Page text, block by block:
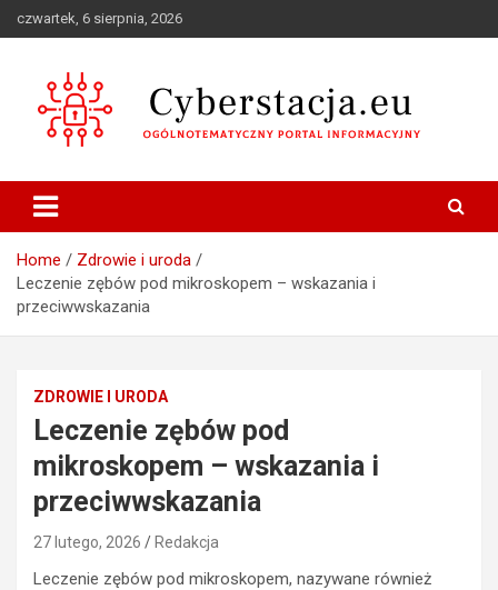
to
czwartek, 6 sierpnia, 2026
Cyberstacja.eu
Home
Zdrowie i uroda
Leczenie zębów pod mikroskopem – wskazania i
przeciwwskazania
ZDROWIE I URODA
Leczenie zębów pod
mikroskopem – wskazania i
przeciwwskazania
27 lutego, 2026 Redakcja
Leczenie zębów pod mikroskopem, nazywane również